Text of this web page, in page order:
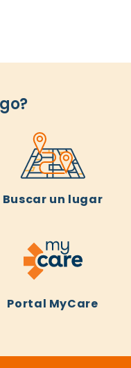
Buscar un lugar
Portal MyCare